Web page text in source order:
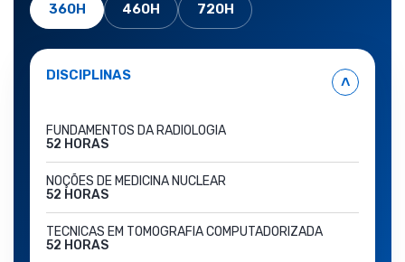
360H 460H 720H
DISCIPLINAS ˄
FUNDAMENTOS DA RADIOLOGIA
52 HORAS
NOÇÕES DE MEDICINA NUCLEAR
52 HORAS
TECNICAS EM TOMOGRAFIA COMPUTADORIZADA
52 HORAS